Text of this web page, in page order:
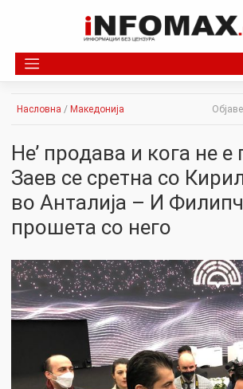
Насловна / Македонија
Не’ продава и кога не
Заев се сретна со
во Анталија – И
прошета со него